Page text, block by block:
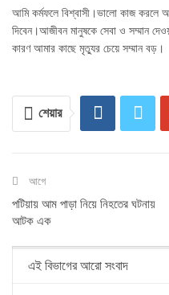
আমি কর্মফলে বিশ্বাসী।ভালো কাজ করলে
দিবেন।আজীবন মানুষকে সেবা ও সম্মান
কারণ আমার কাছে মৃত্যুর চেয়ে সম্মান বড়।
শেয়ার
আগে
পটিয়ায় আম পাড়া নিয়ে নিহতের ঘটনায়
আটক এক
এই বিভাগের আরো সংবাদ